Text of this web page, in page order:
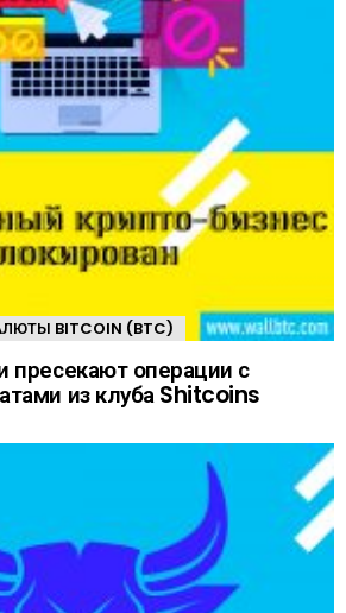
BITCOIN (BTC)
пресекают операции с
из клуба Shitcoins